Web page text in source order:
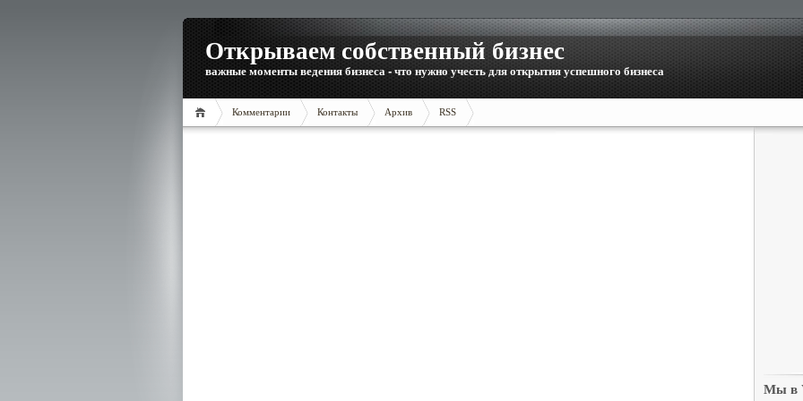
Открываем собственный бизнес
важные моменты ведения бизнеса - что нужно учесть для открытия успешного бизнеса
Комментарии Контакты Архив RSS
Мы в